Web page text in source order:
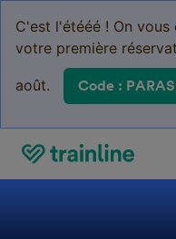
C'est l'étééé ! On
votre première
août. Code :